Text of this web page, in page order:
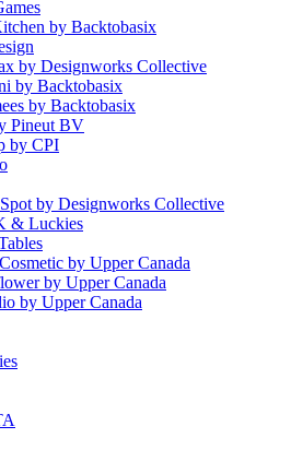
by Backtobasix
by Designworks Collective
by Backtobasix
by Backtobasix
Pineut BV
by CPI
by Designworks Collective
& Luckies
by Upper Canada
by Upper Canada
by Upper Canada